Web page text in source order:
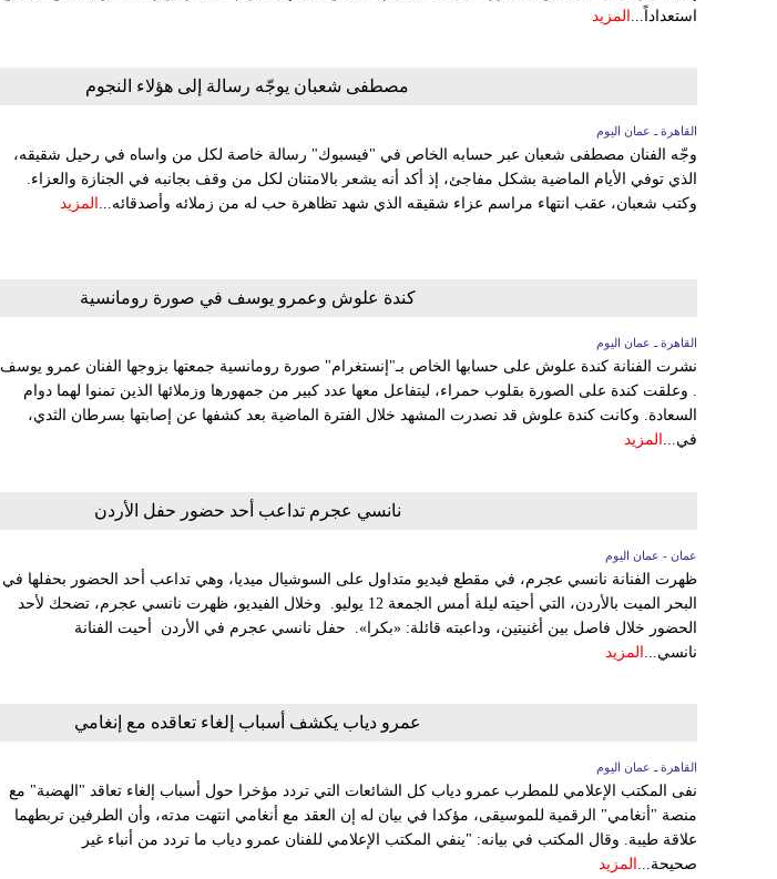
استعداداً...
المزيد
مصطفى شعبان يوجّه رسالة إلى هؤلاء النجوم
القاهرة ـ عمان اليوم
وجّه الفنان مصطفى شعبان عبر حسابه الخاص في "فيسبوك" رسالة خاصة لكل من واساه في رحيل شقيقه،
الذي توفي الأيام الماضية بشكل مفاجئ، إذ أكد أنه يشعر بالامتنان لكل من وقف بجانبه في الجنازة والعزاء.
وكتب شعبان، عقب انتهاء مراسم عزاء شقيقه الذي شهد تظاهرة حب له من زملائه وأصدقائه... المزيد
كندة علوش وعمرو يوسف في صورة رومانسية
القاهرة ـ عمان اليوم
نشرت الفنانة كندة علوش على حسابها الخاص بـ"إنستغرام" صورة رومانسية جمعتها بزوجها الفنان عمرو يوسف
. وعلقت كندة على الصورة بقلوب حمراء، ليتفاعل معها عدد كبير من جمهورها وزملائها الذين تمنوا لهما دوام
السعادة. وكانت كندة علوش قد نصدرت المشهد خلال الفترة الماضية بعد كشفها عن إصابتها بسرطان الثدي،
في... المزيد
نانسي عجرم تداعب أحد حضور حفل الأردن
عمان - عمان اليوم
ظهرت الفنانة نانسي عجرم، في مقطع فيديو متداول على السوشيال ميديا، وهي تداعب أحد الحضور بحفلها في
البحر الميت بالأردن، التي أحيته ليلة أمس الجمعة 12 يوليو. وخلال الفيديو، ظهرت نانسي عجرم، تضحك لأحد
الحضور خلال فاصل بين أغنيتين، وداعبته قائلة: «بكرا». حفل نانسي عجرم في الأردن أحيت الفنانة
نانسي... المزيد
عمرو دياب يكشف أسباب إلغاء تعاقده مع إنغامي
القاهرة ـ عمان اليوم
نفى المكتب الإعلامي للمطرب عمرو دياب كل الشائعات التي تردد مؤخرا حول أسباب إلغاء تعاقد "الهضبة" مع
منصة "أنغامي" الرقمية للموسيقى، مؤكدا في بيان له إن العقد مع أنغامي انتهت مدته، وأن الطرفين تربطهما
علاقة طيبة. وقال المكتب في بيانه: "ينفي المكتب الإعلامي للفنان عمرو دياب ما تردد من أنباء غير
صحيحة...
المزيد